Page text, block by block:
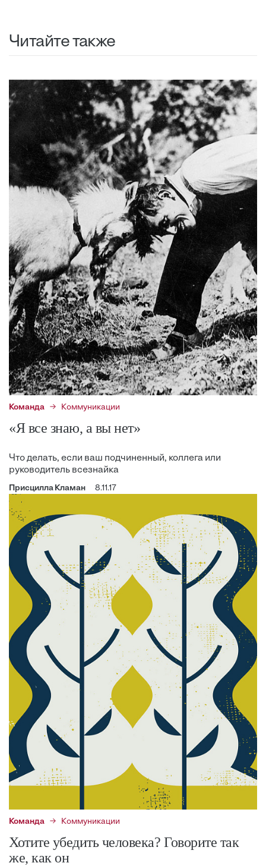
Читайте также
Команда Коммуникации
«Я все знаю, а вы нет»
Что делать, если ваш подчиненный, коллега или
руководитель всезнайка
Присцилла Кламан 8.11.17
Команда Коммуникации
Хотите убедить человека? Говорите так
же, как он